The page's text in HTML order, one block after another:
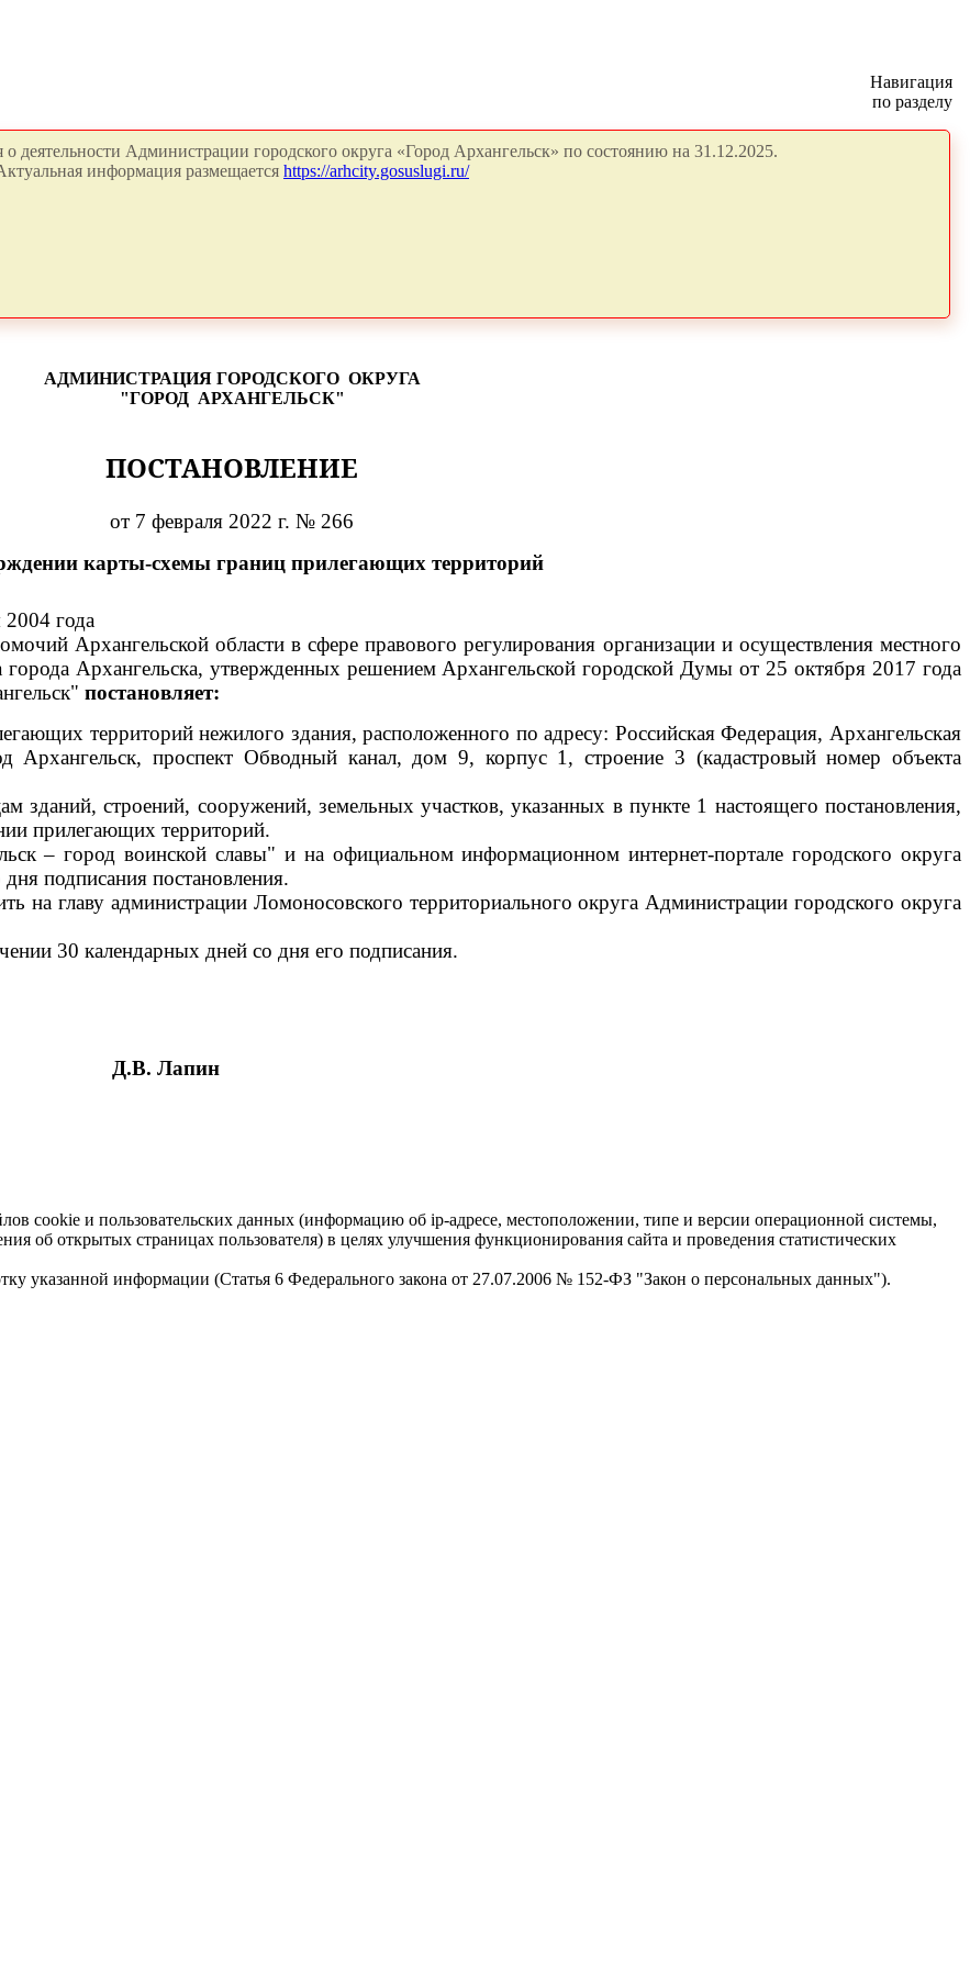
Навигация
по разделу
деятельности Администрации городского округа «Город Архангельск» по состоянию на 31.12.2025.
информация размещается https://arhcity.gosuslugi.ru/
АДМИНИСТРАЦИЯ ГОРОДСКОГО ОКРУГА
"ГОРОД АРХАНГЕЛЬСК"
ПОСТАНОВЛЕНИЕ
от 7 февраля 2022 г. № 266
карты-схемы границ прилегающих территорий
2004 года
Архангельской области в сфере правового регулирования организации и осуществления местного
города Архангельска, утвержденных решением Архангельской городской Думы от 25 октября 2017 года
постановляет:
территорий нежилого здания, расположенного по адресу: Российская Федерация, Архангельская
Архангельск, проспект Обводный канал, дом 9, корпус 1, строение 3 (кадастровый номер объекта
зданий, строений, сооружений, земельных участков, указанных в пункте 1 настоящего постановления,
прилегающих территорий.
– город воинской славы" и на официальном информационном интернет-портале городского округа
подписания постановления.
на главу администрации Ломоносовского территориального округа Администрации городского округа
30 календарных дней со дня его подписания.
Д.В. Лапин
cookie и пользовательских данных (информацию об ip-адресе, местоположении, типе и версии операционной системы,
об открытых страницах пользователя) в целях улучшения функционирования сайта и проведения статистических
указанной информации (Статья 6 Федерального закона от 27.07.2006 № 152-ФЗ "Закон о персональных данных").